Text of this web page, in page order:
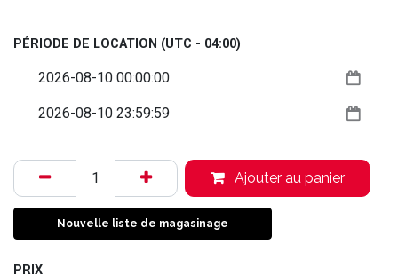
PÉRIODE DE LOCATION (UTC - 04:00)
Ajouter au panier
Nouvelle liste de magasinage
PRIX